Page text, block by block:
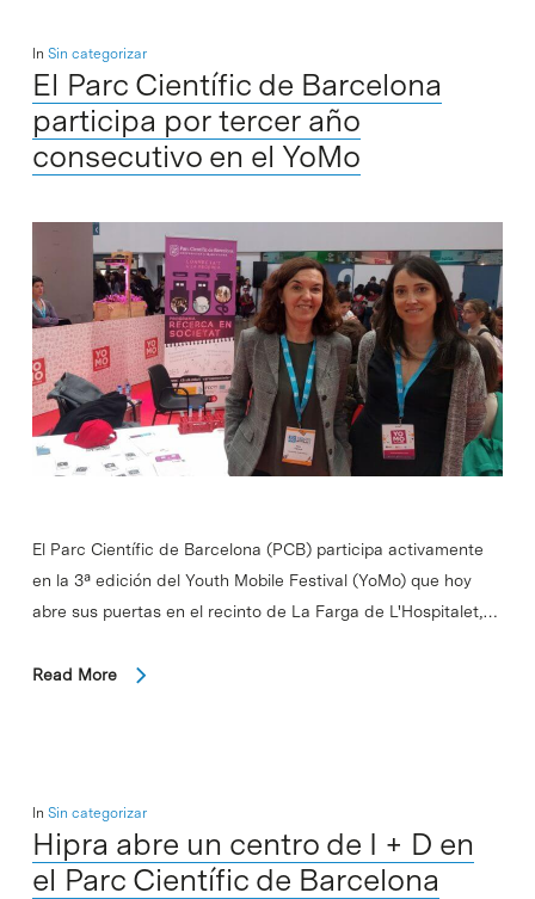
In Sin categorizar
El Parc Científic de Barcelona
participa por tercer año
consecutivo en el YoMo
El Parc Científic de Barcelona (PCB) participa activamente
en la 3ª edición del Youth Mobile Festival (YoMo) que hoy
abre sus puertas en el recinto de La Farga de L'Hospitalet,…
Read More
In Sin categorizar
Hipra abre un centro de I + D en
el Parc Científic de Barcelona